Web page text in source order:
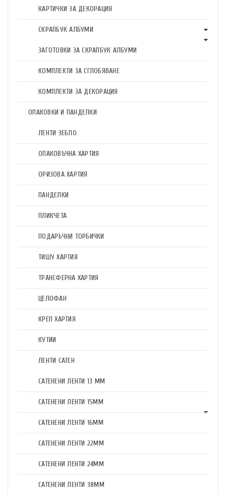
КАРТИЧКИ ЗА ДЕКОРАЦИЯ
СКРАПБУК АЛБУМИ
ЗАГОТОВКИ ЗА СКРАПБУК АЛБУМИ
КОМПЛЕКТИ ЗА СГЛОБЯВАНЕ
КОМПЛЕКТИ ЗА ДЕКОРАЦИЯ
ОПАКОВКИ И ПАНДЕЛКИ
ЛЕНТИ ЗЕБЛО
ОПАКОВЪЧНА ХАРТИЯ
ОРИЗОВА ХАРТИЯ
ПАНДЕЛКИ
ПЛИКЧЕТА
ПОДАРЪЧНИ ТОРБИЧКИ
ТИШУ ХАРТИЯ
ТРАНСФЕРНА ХАРТИЯ
ЦЕЛОФАН
КРЕП ХАРТИЯ
КУТИИ
ЛЕНТИ САТЕН
САТЕНЕНИ ЛЕНТИ 13 ММ
САТЕНЕНИ ЛЕНТИ 15ММ
САТЕНЕНИ ЛЕНТИ 16ММ
САТЕНЕНИ ЛЕНТИ 22ММ
САТЕНЕНИ ЛЕНТИ 24ММ
САТЕНЕНИ ЛЕНТИ 38ММ